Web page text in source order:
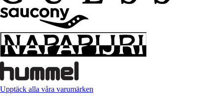
Upptäck alla våra varumärken